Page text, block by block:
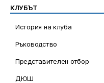
КЛУБЪТ
История на клуба
Ръководство
Представителен отбор
ДЮШ